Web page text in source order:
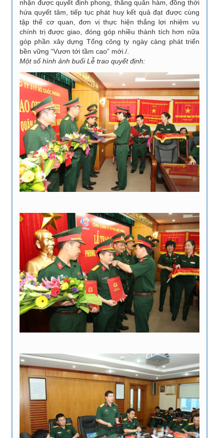
nhận được quyết định phong, thăng quân hàm, đồng thời
hứa quyết tâm, tiếp tục phát huy kết quả đạt được cùng
tập thể cơ quan, đơn vị thực hiện thắng lợi nhiệm vụ
chính trị được giao, đóng góp nhiều thành tích hơn nữa
góp phần xây dựng Tổng công ty ngày càng phát triển
bền vững “Vươn tới tầm cao” mới./.
Một số hình ảnh buổi Lễ trao quyết định: